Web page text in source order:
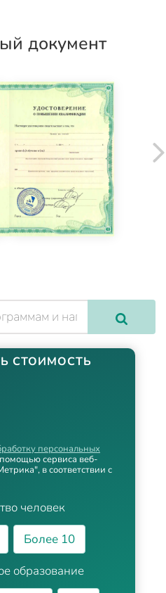
документ
СТОИМОСТЬ
человек
Более 10
образование
персональных
сервиса веб-
в соответствии с